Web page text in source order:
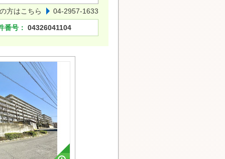
方はこちら 04-2957-1633
番号： 04326041104